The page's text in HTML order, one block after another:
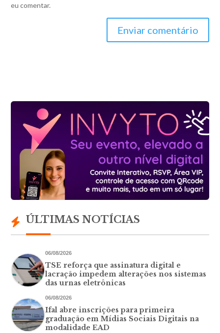
eu comentar.
Enviar comentário
ÚLTIMAS NOTÍCIAS
06/08/2026
TSE reforça que assinatura digital e
lacração impedem alterações nos sistemas
das urnas eletrônicas
06/08/2026
Ifal abre inscrições para primeira
graduação em Mídias Sociais Digitais na
modalidade EAD